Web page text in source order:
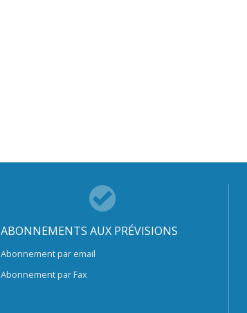
ABONNEMENTS AUX PRÉVISIONS
Abonnement par email
Abonnement par Fax